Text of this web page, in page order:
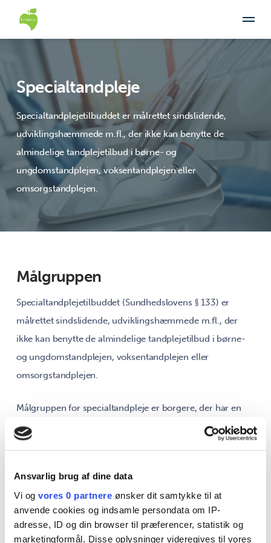
Ansvarlig brug af dine data
Vi og vores 0 partnere ønsker dit samtykke til at
anvende cookies og indsamle persondata om IP-
adresse, ID og din browser til præferencer, statistik og
marketingformål. Disse oplysninger videregives til vores
Specialtandpleje
Specialtandplejetilbuddet er målrettet sindslidende,
udviklingshæmmede m.fl., der ikke kan benytte de
almindelige tandplejetilbud i børne- og
ungdomstandplejen, voksentandplejen eller
omsorgstandplejen.
Målgruppen
Specialtandplejetilbuddet (Sundhedslovens § 133) er
målrettet sindslidende, udviklingshæmmede m.fl., der
ikke kan benytte de almindelige tandplejetilbud i børne-
og ungdomstandplejen, voksentandplejen eller
omsorgstandplejen.
Målgruppen for specialtandpleje er borgere, der har en
betydelig og varig nedsat funktionsevne fx som følge af
sindslidelse, udviklingshæmning, autisme, cerebral
sygdomme, der medfører, at de har svært ved at
medvirke til almindelig tandbehandling, kan også
modtage tilbuddet (fx patienter med Parkinsons-sygdom
eller sklerose). Specialtandplejen behandler både børn og